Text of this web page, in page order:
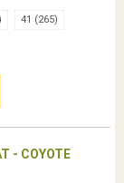
41 (265)
- COYOTE